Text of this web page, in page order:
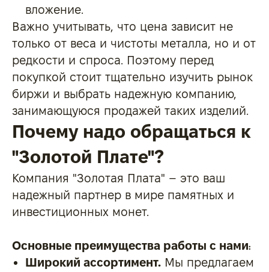
вложение.
Важно учитывать, что цена зависит не
только от веса и чистоты металла, но и от
редкости и спроса. Поэтому перед
покупкой стоит тщательно изучить рынок
биржи и выбрать надежную компанию,
занимающуюся продажей таких изделий.
Почему надо обращаться к
"Золотой Плате"?
Компания "Золотая Плата" – это ваш
надежный партнер в мире памятных и
инвестиционных монет.
Основные преимущества работы с нами:
Широкий ассортимент. Мы предлагаем